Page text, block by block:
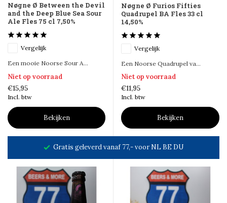
Nøgne Ø Between the Devil
and the Deep Blue Sea Sour
Ale Fles 75 cl 7,50%
Vergelijk
Een mooie Noorse Sour A...
Niet op voorraad
€15,95
Incl. btw
Bekijken
Nøgne Ø Furios Fifties
Quadrupel BA Fles 33 cl
14,50%
Vergelijk
Een Noorse Quadrupel va...
Niet op voorraad
€11,95
Incl. btw
Bekijken
Gratis geleverd vanaf 77,- voor NL BE DU